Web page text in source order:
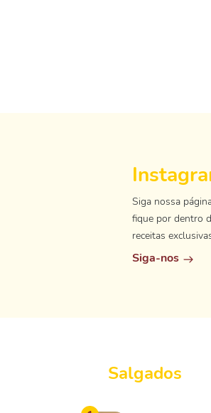
Siga nossa
fique por dentro
receitas
Siga-nos
Salgados